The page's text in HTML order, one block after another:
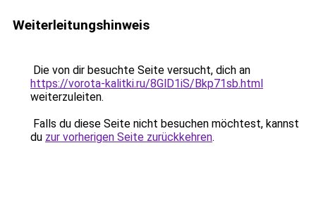
Weiterleitungshinweis
Die von dir besuchte Seite versucht, dich an
https://vorota-kalitki.ru/8GlD1iS/Bkp71sb.html
weiterzuleiten.
Falls du diese Seite nicht besuchen möchtest, kannst
du zur vorherigen Seite zurückkehren.